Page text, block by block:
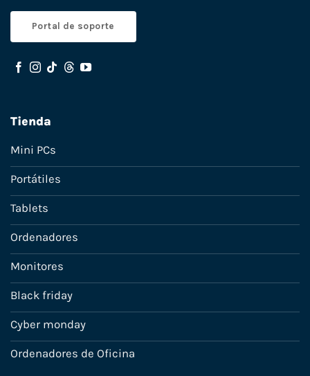
Portal de soporte
Tienda
Mini PCs
Portátiles
Tablets
Ordenadores
Monitores
Black friday
Cyber monday
Ordenadores de Oficina